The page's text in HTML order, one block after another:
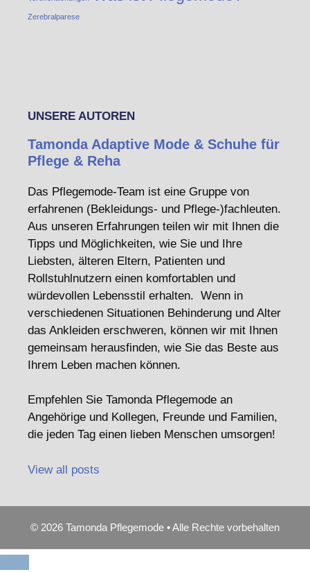
Zerebralparese
UNSERE AUTOREN
Tamonda Adaptive Mode & Schuhe für
Pflege & Reha
Das Pflegemode-Team ist eine Gruppe von
erfahrenen (Bekleidungs- und Pflege-)fachleuten.
Aus unseren Erfahrungen teilen wir mit Ihnen die
Tipps und Möglichkeiten, wie Sie und Ihre
Liebsten, älteren Eltern, Patienten und
Rollstuhlnutzern einen komfortablen und
würdevollen Lebensstil erhalten. Wenn in
verschiedenen Situationen Behinderung und Alter
das Ankleiden erschweren, können wir mit Ihnen
gemeinsam herausfinden, wie Sie das Beste aus
Ihrem Leben machen können.
Empfehlen Sie Tamonda Pflegemode an
Angehörige und Kollegen, Freunde und Familien,
die jeden Tag einen lieben Menschen umsorgen!
View all posts
© 2026 Tamonda Pflegemode • Alle Rechte vorbehalten